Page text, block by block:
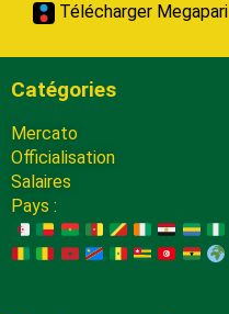
Télécharger Megapari
Catégories
Mercato
Officialisation
Salaires
Pays :